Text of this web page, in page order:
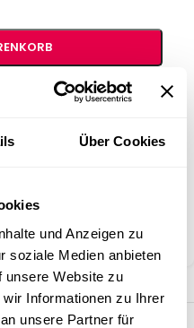
Über Cookies
und Anzeigen zu
soziale Medien anbieten
unsere Website zu
Informationen zu Ihrer
unsere Partner für
& Crepeeisen